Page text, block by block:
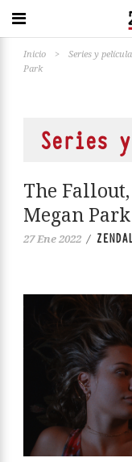
Inicio > Series y
Park
Series
The
Megan Park
27 Ene 2022 /